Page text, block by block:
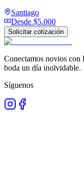
Santiago
Desde $5.000
Solicitar cotización
Conectamos novios con
boda un día inolvidable.
Síguenos